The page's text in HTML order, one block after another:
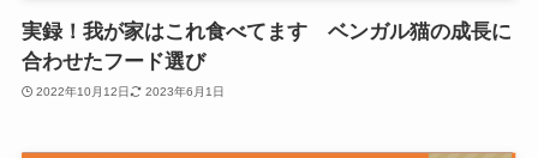
実録！我が家はこれ食べてます ベンガル猫の成長に
合わせたフード選び
2022年10月12日 2023年6月1日